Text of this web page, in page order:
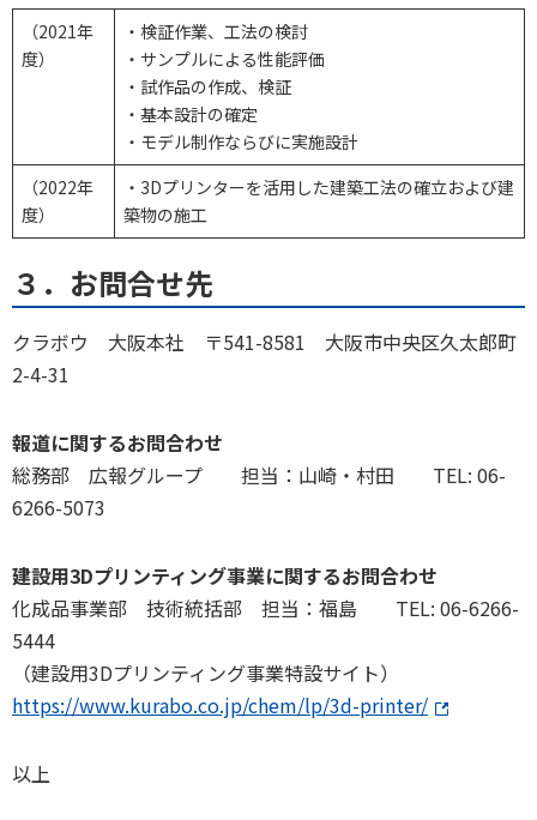
（2021年
度）
・検証作業、工法の検討
・サンプルによる性能評価
・試作品の作成、検証
・基本設計の確定
・モデル制作ならびに実施設計
（2022年
度）
・3Dプリンターを活用した建築工法の確立および建
築物の施工
３．お問合せ先
クラボウ 大阪本社 〒541-8581 大阪市中央区久太郎町
2-4-31
報道に関するお問合わせ
総務部 広報グループ 担当：山崎・村田 TEL: 06-
6266-5073
建設用3Dプリンティング事業に関するお問合わせ
化成品事業部 技術統括部 担当：福島 TEL: 06-6266-
5444
（建設用3Dプリンティング事業特設サイト）
https://www.kurabo.co.jp/chem/lp/3d-printer/
以上